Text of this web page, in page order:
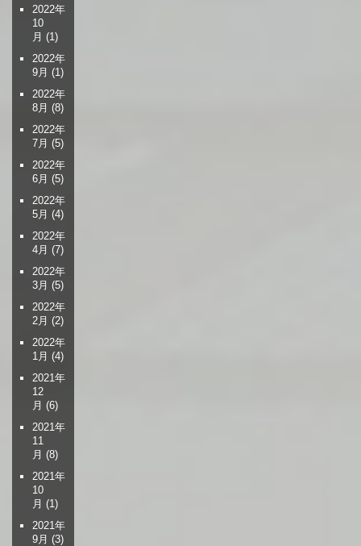
2022年
10
月 (1)
2022年
9月 (1)
2022年
8月 (8)
2022年
7月 (5)
2022年
6月 (5)
2022年
5月 (4)
2022年
4月 (7)
2022年
3月 (5)
2022年
2月 (2)
2022年
1月 (4)
2021年
12
月 (6)
2021年
11
月 (8)
2021年
10
月 (1)
2021年
9月 (3)